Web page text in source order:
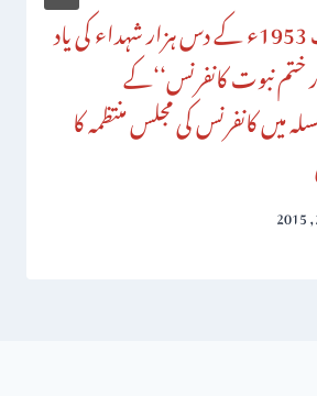
تحریک ختم نبوت 1953ء کے دس ہزار شہداء کی یاد
ختم نبوت کانفرنس‘‘کے
میں کانفرنس کی مجلس منتظمہ کا